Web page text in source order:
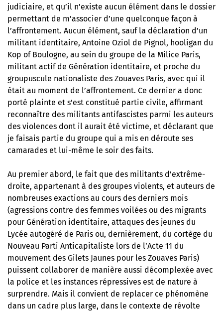
judiciaire, et qu’il n’existe aucun élément dans le dossier
permettant de m’associer d’une quelconque façon à
l’affrontement. Aucun élément, sauf la déclaration d’un
militant identitaire, Antoine Oziol de Pignol, hooligan du
Kop of Boulogne, au sein du groupe de la Milice Paris,
militant actif de Génération identitaire, et proche du
groupuscule nationaliste des Zouaves Paris, avec qui il
était au moment de l’affrontement. Ce dernier a donc
porté plainte et s’est constitué partie civile, affirmant
reconnaître des militants antifascistes parmi les auteurs
des violences dont il aurait été victime, et déclarant que
je faisais partie du groupe qui a mis en déroute ses
camarades et lui-même le soir des faits.
Au premier abord, le fait que des militants d’extrême-
droite, appartenant à des groupes violents, et auteurs de
nombreuses exactions au cours des derniers mois
(agressions contre des femmes voilées ou des migrants
pour Génération identitaire, attaques des jeunes du
Lycée autogéré de Paris ou, dernièrement, du cortège du
Nouveau Parti Anticapitaliste lors de l’Acte 11 du
mouvement des Gilets Jaunes pour les Zouaves Paris)
puissent collaborer de manière aussi décomplexée avec
la police et les instances répressives est de nature à
surprendre. Mais il convient de replacer ce phénomène
dans un cadre plus large, dans le contexte de révolte